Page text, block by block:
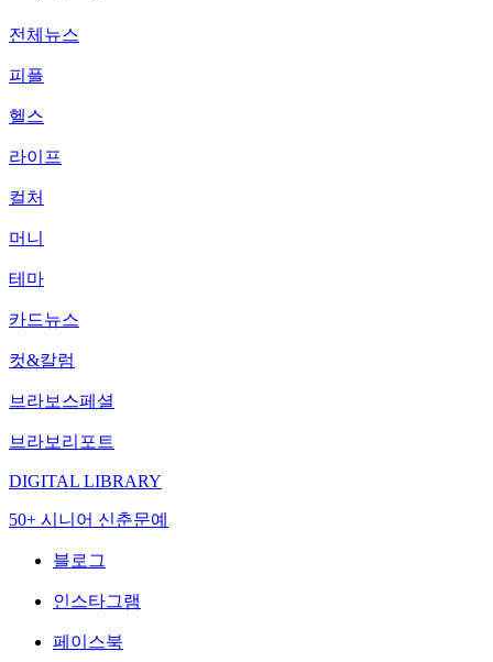
전체뉴스
피플
헬스
라이프
컬처
머니
테마
카드뉴스
컷&칼럼
브라보스페셜
브라보리포트
DIGITAL LIBRARY
50+ 시니어 신춘문예
블로그
인스타그램
페이스북